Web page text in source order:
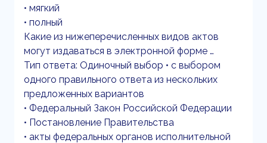
• мягкий
• полный
Какие из нижеперечисленных видов актов
могут издаваться в электронной форме …
Тип ответа: Одиночный выбор • с выбором
одного правильного ответа из нескольких
предложенных вариантов
• Федеральный Закон Российской Федерации
• Постановление Правительства
• акты федеральных органов исполнительной